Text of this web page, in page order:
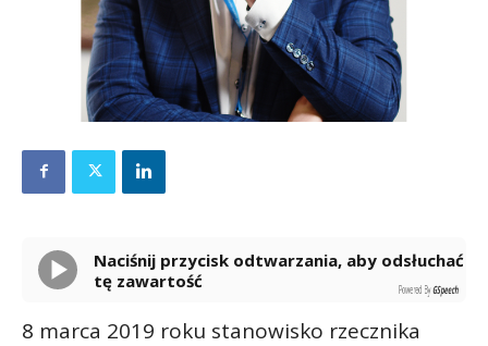
Naciśnij przycisk odtwarzania, aby odsłuchać
tę zawartość
Powered By GSpeech
8 marca 2019 roku stanowisko rzecznika